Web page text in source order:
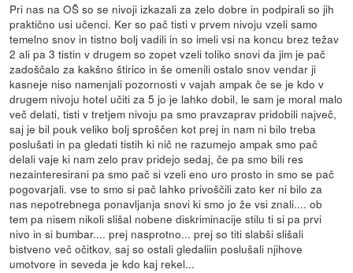
Pri nas na OŠ so se nivoji izkazali za zelo dobre in podpirali so jih
praktično usi učenci. Ker so pač tisti v prvem nivoju vzeli samo
temelno snov in tistno bolj vadili in so imeli vsi na koncu brez težav
2 ali pa 3 tistin v drugem so zopet vzeli toliko snovi da jim je pač
zadoščalo za kakšno štirico in še omenili ostalo snov vendar ji
kasneje niso namenjali pozornosti v vajah ampak če se je kdo v
drugem nivoju hotel učiti za 5 jo je lahko dobil, le sam je moral malo
več delati, tisti v tretjem nivoju pa smo pravzaprav pridobili največ,
saj je bil pouk veliko bolj sproščen kot prej in nam ni bilo treba
poslušati in pa gledati tistih ki nič ne razumejo ampak smo pač
delali vaje ki nam zelo prav pridejo sedaj, če pa smo bili res
nezainteresirani pa smo pač si vzeli eno uro prosto in smo se pač
pogovarjali. vse to smo si pač lahko privoščili zato ker ni bilo za
nas nepotrebnega ponavljanja snovi ki smo jo že vsi znali.... ob
tem pa nisem nikoli slišal nobene diskriminacije stilu ti si pa prvi
nivo in si bumbar.... prej nasprotno... prej so titi slabši slišali
bistveno več očitkov, saj so ostali gledaliin poslušali njihove
umotvore in seveda je kdo kaj rekel...